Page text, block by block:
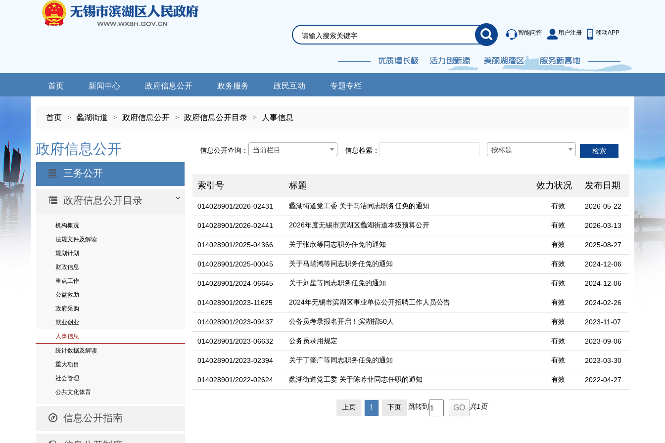
智能问答 用户注册 移动APP
首页 新闻中心 政府信息公开 政务服务 政民互动 专题专栏
首页 > 蠡湖街道 > 政府信息公开 > 政府信息公开目录 > 人事信息
政府信息公开
三务公开
政府信息公开目录
机构概况
法规文件及解读
规划计划
财政信息
重点工作
公益救助
政府采购
就业创业
人事信息
统计数据及解读
重大项目
社会管理
公共文化体育
信息公开指南
信息公开查询： 当前栏目 信息检索： 按标题
索引号 标题 效力状况 发布日期
014028901/2026-02431 蠡湖街道党工委 关于马洁同志职务任免的通知 有效 2026-05-22
014028901/2026-02441 2026年度无锡市滨湖区蠡湖街道本级预算公开 有效 2026-03-13
014028901/2025-04366 关于张欣等同志职务任免的通知 有效 2025-08-27
014028901/2025-00045 关于马瑞鸿等同志职务任免的通知 有效 2024-12-06
014028901/2024-06645 关于刘星等同志职务任免的通知 有效 2024-12-06
014028901/2023-11625 2024年无锡市滨湖区事业单位公开招聘工作人员公告 有效 2024-02-26
014028901/2023-09437 公务员考录报名开启！滨湖招50人 有效 2023-11-07
014028901/2023-06632 公务员录用规定 有效 2023-09-06
014028901/2023-02394 关于丁肇广等同志职务任免的通知 有效 2023-03-30
014028901/2022-02624 蠡湖街道党工委 关于陈吟菲同志任职的通知 有效 2022-04-27
上页 1 下页 跳转到 共1页